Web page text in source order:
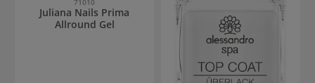
71010
Juliana Nails Prima
Allround Gel